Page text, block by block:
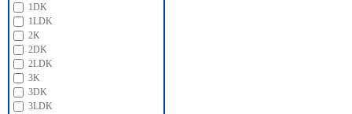
1DK
1LDK
2K
2DK
2LDK
3K
3DK
3LDK